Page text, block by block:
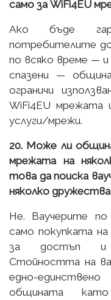
само за WiFi4EU
Ако бъде
потребителите
по всяко време —
спазени —
ограничи
WiFi4EU мрежата
услуги/мрежи.
20. Може ли
мрежата на
това да поиска
няколко
Не. Ваучерите по
само покупката
за достъп и
Стойността на
едно-
общината